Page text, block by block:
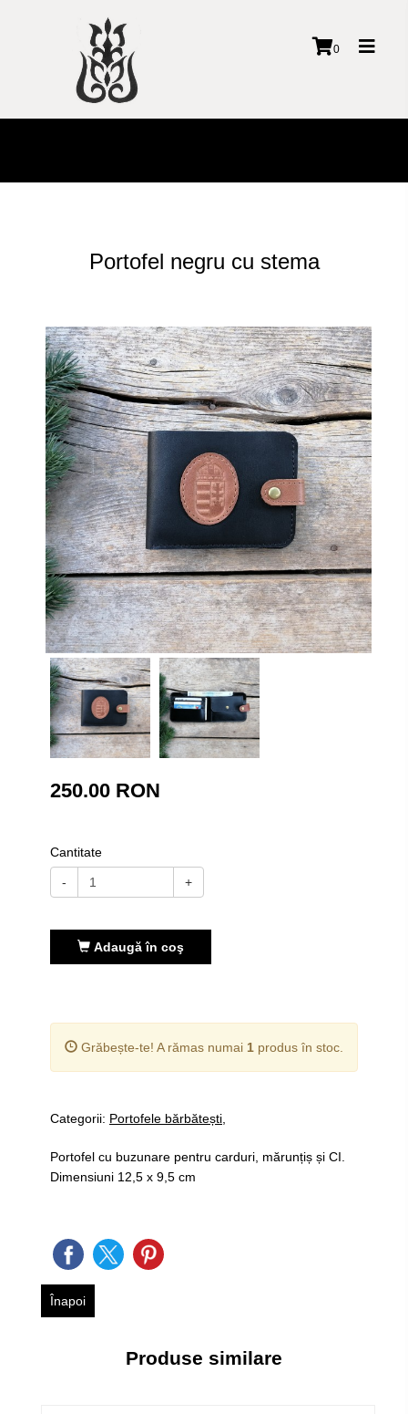
0
Portofel negru cu stema
250.00 RON
Cantitate
- +
Adaugă în coş
Grăbește-te! A rămas numai 1 produs în stoc.
Categorii: Portofele bărbătești
Portofel cu buzunare pentru carduri, mărunțiș și CI.
Dimensiuni 12,5 x 9,5 cm
Înapoi
Produse similare